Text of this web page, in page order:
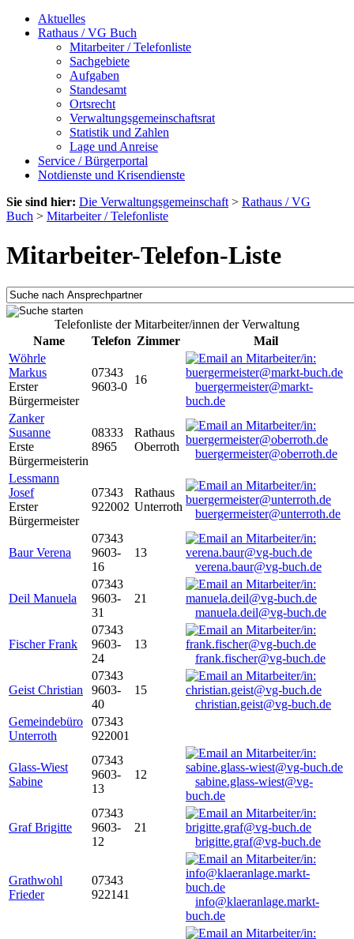
Aktuelles
Rathaus / VG Buch
Mitarbeiter / Telefonliste
Sachgebiete
Aufgaben
Standesamt
Ortsrecht
Verwaltungsgemeinschaftsrat
Statistik und Zahlen
Lage und Anreise
Service / Bürgerportal
Notdienste und Krisendienste
Sie sind hier: Die Verwaltungsgemeinschaft > Rathaus / VG
Buch > Mitarbeiter / Telefonliste
Mitarbeiter-Telefon-Liste
Telefonliste der Mitarbeiter/innen der Verwaltung
Name
Telefon Zimmer
Mail
Wöhrle
Markus
Erster
Bürgermeister
07343
9603-0
16
buergermeister@markt-
buch.de
Zanker
Susanne
Erste
Bürgermeisterin
08333
8965
Rathaus
Oberroth
buergermeister@oberroth.de
Lessmann
Josef
Erster
Bürgermeister
07343
922002
Rathaus
Unterroth
buergermeister@unterroth.de
Baur Verena
07343
9603-
16
13
verena.baur@vg-buch.de
Deil Manuela
07343
9603-
31
21
manuela.deil@vg-buch.de
Fischer Frank
07343
9603-
24
13
frank.fischer@vg-buch.de
Geist Christian
07343
9603-
40
15
christian.geist@vg-buch.de
Gemeindebüro
Unterroth
07343
922001
Glass-Wiest
Sabine
07343
9603-
13
12
sabine.glass-wiest@vg-
buch.de
Graf Brigitte
07343
9603-
12
21
brigitte.graf@vg-buch.de
Grathwohl
Frieder
07343
922141
info@klaeranlage.markt-
buch.de